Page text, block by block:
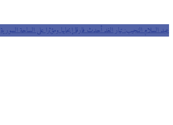
عبد السلام النجيب: تيار الغد أحدث فارقا إيجابيا ومؤثرا على الساحة السورية